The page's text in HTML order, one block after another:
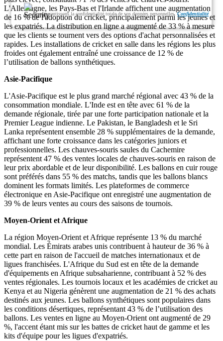
Nous garantissons la confidentialité totale de vos données personnelles.Confidentialité
L'Allemagne, les Pays-Bas et l'Irlande affichent une augmentation
de 16 % de l'adoption du cricket, principalement parmi les jeunes et
les expatriés. La distribution en ligne a augmenté de 33 % à mesure
que les clients se tournent vers des options d'achat personnalisées et
rapides. Les installations de cricket en salle dans les régions les plus
froides ont également entraîné une croissance de 12 % de
l’utilisation de ballons synthétiques.
Asie-Pacifique
L'Asie-Pacifique est le plus grand marché régional avec 43 % de la
consommation mondiale. L'Inde est en tête avec 61 % de la
demande régionale, tirée par une forte participation nationale et la
Premier League indienne. Le Pakistan, le Bangladesh et le Sri
Lanka représentent ensemble 28 % supplémentaires de la demande,
affichant une forte croissance dans les catégories juniors et
professionnelles. Les chauves-souris saules du Cachemire
représentent 47 % des ventes locales de chauves-souris en raison de
leur prix abordable et de leur disponibilité. Les ballons en cuir rouge
sont préférés dans 55 % des matchs, tandis que les ballons blancs
dominent les formats limités. Les plateformes de commerce
électronique en Asie-Pacifique ont enregistré une augmentation de
39 % de leurs ventes au cours des saisons de tournois.
Moyen-Orient et Afrique
La région Moyen-Orient et Afrique représente 13 % du marché
mondial. Les Émirats arabes unis contribuent à hauteur de 36 % à
cette part en raison de l'accueil de matches internationaux et de
ligues franchisées. L'Afrique du Sud est en tête de la demande
d'équipements en Afrique subsaharienne, contribuant à 52 % des
ventes régionales. Les tournois locaux et les académies de cricket au
Kenya et au Nigeria génèrent une augmentation de 21 % des achats
destinés aux jeunes. Les ballons synthétiques sont populaires dans
les conditions désertiques, représentant 43 % de l’utilisation des
ballons. Les ventes en ligne au Moyen-Orient ont augmenté de 29
%, l'accent étant mis sur les battes de cricket haut de gamme et les
kits d'équipe pour les ligues d'expatriés.